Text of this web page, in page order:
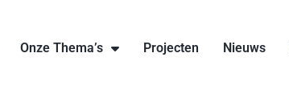
Onze Thema’s Projecten Nieuws